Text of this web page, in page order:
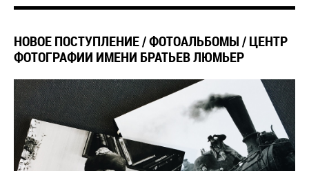
НОВОЕ ПОСТУПЛЕНИЕ / ФОТОАЛЬБОМЫ / ЦЕНТР
ФОТОГРАФИИ ИМЕНИ БРАТЬЕВ ЛЮМЬЕР